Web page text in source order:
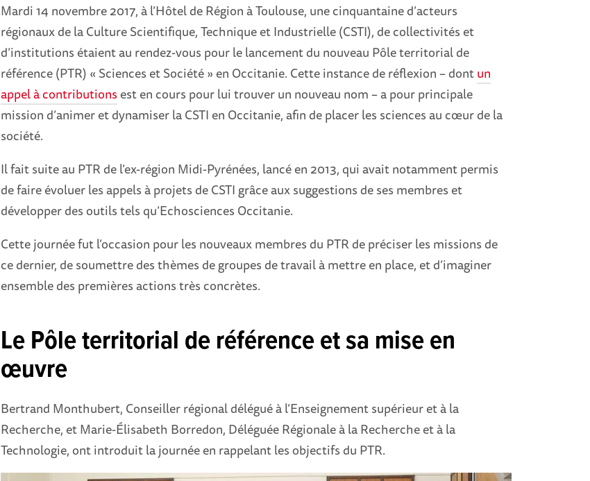
Mardi 14 novembre 2017, à l’Hôtel de Région à Toulouse, une cinquantaine d’acteurs
régionaux de la Culture Scientifique, Technique et Industrielle (CSTI), de collectivités et
d’institutions étaient au rendez-vous pour le lancement du nouveau Pôle territorial de
référence (PTR) « Sciences et Société » en Occitanie. Cette instance de réflexion – dontun
appel à contributions est en cours pour lui trouver un nouveau nom – a pour principale
mission d’animer et dynamiser la CSTI en Occitanie, afin de placer les sciences au cœur de la
société.
Il fait suite au PTR de l’ex-région Midi-Pyrénées, lancé en 2013, qui avait notamment permis
de faire évoluer les appels à projets de CSTI grâce aux suggestions de ses membres et
développer des outils tels qu’Echosciences Occitanie.
Cette journée fut l’occasion pour les nouveaux membres du PTR de préciser les missions de
ce dernier, de soumettre des thèmes de groupes de travail à mettre en place, et d’imaginer
ensemble des premières actions très concrètes.
Le Pôle territorial de référence et sa mise en
œuvre
Bertrand Monthubert, Conseiller régional délégué à l’Enseignement supérieur et à la
Recherche, et Marie-Élisabeth Borredon, Déléguée Régionale à la Recherche et à la
Technologie, ont introduit la journée en rappelant les objectifs du PTR.